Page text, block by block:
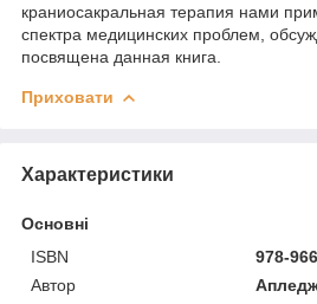
краниосакральная терапия нами
спектра медицинских проблем,
посвящена данная книга.
Приховати
Характеристики
Основні
ISBN
978-
Автор